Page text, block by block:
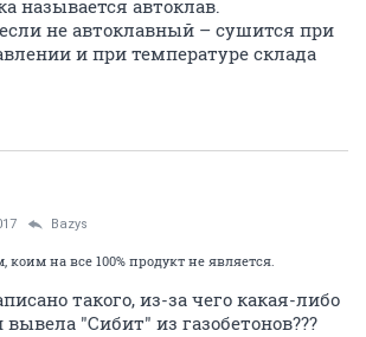
называется автоклав.
не автоклавный – сушится при
и при температуре склада
Bazys
коим на все 100% продукт не является.
такого, из-за чего какая-либо
вывела "Сибит" из газобетонов???